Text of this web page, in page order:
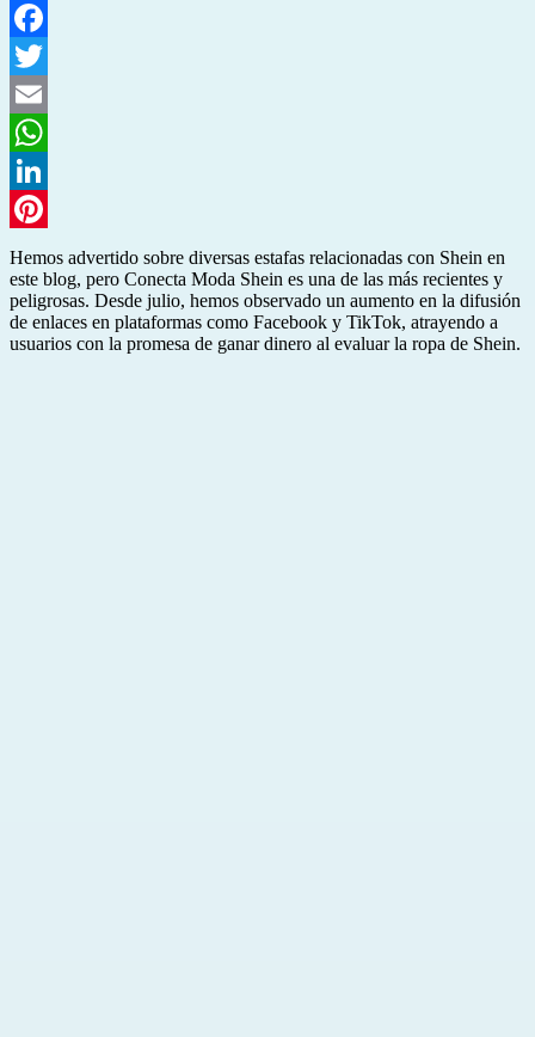
Facebook
Twitter
Email
WhatsApp
LinkedIn
Pinterest
Hemos advertido sobre diversas estafas relacionadas con Shein en
este blog, pero Conecta Moda Shein es una de las más recientes y
peligrosas. Desde julio, hemos observado un aumento en la difusión
de enlaces en plataformas como Facebook y TikTok, atrayendo a
usuarios con la promesa de ganar dinero al evaluar la ropa de Shein.